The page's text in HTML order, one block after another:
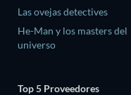
Las ovejas detectives
He-Man y los masters del
universo
Top 5 Proveedores